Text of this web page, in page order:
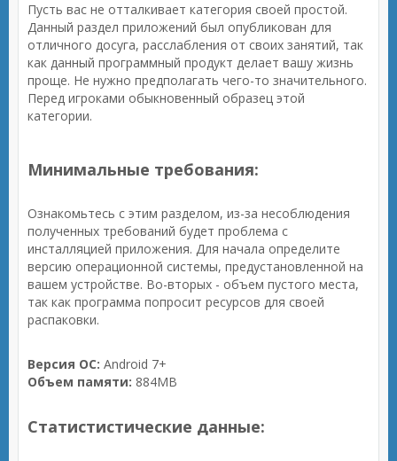
Пусть вас не отталкивает категория своей простой.
Данный раздел приложений был опубликован для
отличного досуга, расслабления от своих занятий, так
как данный программный продукт делает вашу жизнь
проще. Не нужно предполагать чего-то значительного.
Перед игроками обыкновенный образец этой
категории.
Минимальные требования:
Ознакомьтесь с этим разделом, из-за несоблюдения
полученных требований будет проблема с
инсталляцией приложения. Для начала определите
версию операционной системы, предустановленной на
вашем устройстве. Во-вторых - объем пустого места,
так как программа попросит ресурсов для своей
распаковки.
Версия ОС: Android 7+
Объем памяти: 884MB
Статистистические данные: